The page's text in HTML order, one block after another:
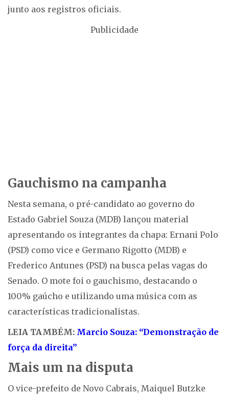
junto aos registros oficiais.
Publicidade
Gauchismo na campanha
Nesta semana, o pré-candidato ao governo do
Estado Gabriel Souza (MDB) lançou material
apresentando os integrantes da chapa: Ernani Polo
(PSD) como vice e Germano Rigotto (MDB) e
Frederico Antunes (PSD) na busca pelas vagas do
Senado. O mote foi o gauchismo, destacando o
100% gaúcho e utilizando uma música com as
características tradicionalistas.
LEIA TAMBÉM: Marcio Souza: “Demonstração de
força da direita”
Mais um na disputa
O vice-prefeito de Novo Cabrais, Maiquel Butzke